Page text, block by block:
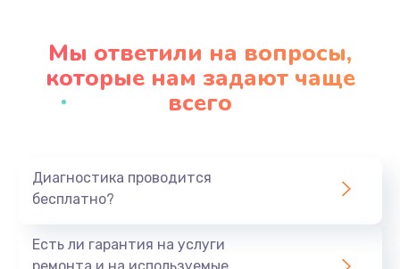
Заказать
Ремонт клавиатуры
Заказать
Мы ответили на вопросы,
которые нам задают чаще
всего
Диагностика проводится
бесплатно?
Есть ли гарантия на услуги
ремонта и на используемые